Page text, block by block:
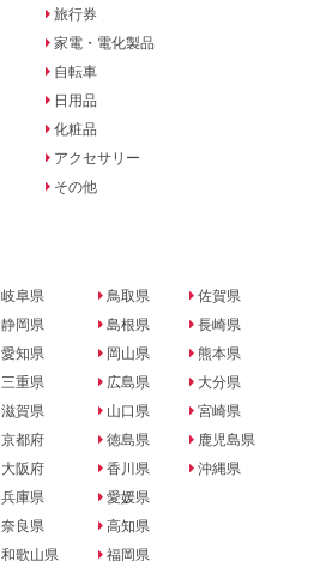
旅行券
家電・電化製品
自転車
日用品
化粧品
アクセサリー
その他
岐阜県
静岡県
愛知県
三重県
滋賀県
京都府
大阪府
兵庫県
奈良県
和歌山県
鳥取県
島根県
岡山県
広島県
山口県
徳島県
香川県
愛媛県
高知県
福岡県
佐賀県
長崎県
熊本県
大分県
宮崎県
鹿児島県
沖縄県